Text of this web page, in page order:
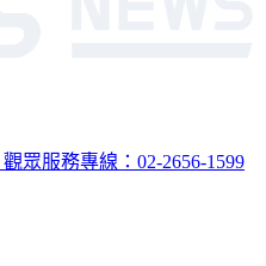
觀眾服務專線：02-2656-1599